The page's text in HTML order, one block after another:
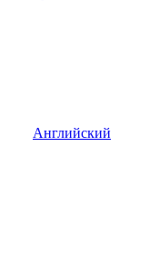
Английский